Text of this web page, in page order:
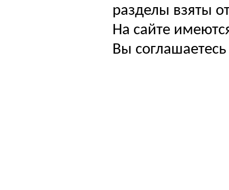
разделы взяты
На сайте
Вы